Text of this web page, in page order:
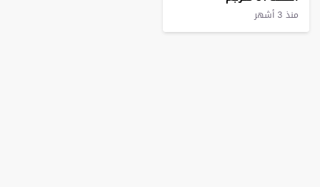
منذ 3 أشهر